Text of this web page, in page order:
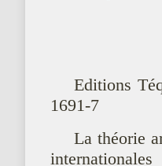
Editions
1691-7
La théorie